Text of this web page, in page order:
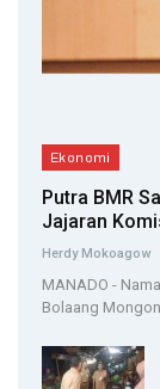
Ekonomi
Putra BMR
Jajaran
Herdy Mokoagow
MANADO -
Bolaang